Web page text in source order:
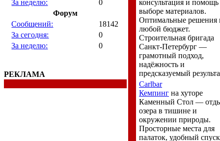
За неделю:
0
Форум
Сообщений:
18142
За сегодня:
0
За неделю:
0
РЕКЛАМА
консультация и помощь
выборе материалов.
Оптимальные решения
любой бюджет.
Строительная бригада
Санкт-Петербург —
грамотный подход,
надёжность и
предсказуемый
Carlbar
Кемпинг на хуторе
Каменный Стол —
озера в тишине и
окружении природы.
Просторные места для
палаток, удобный